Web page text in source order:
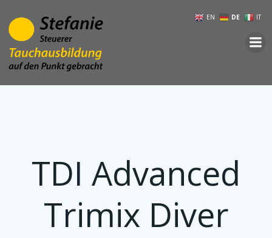
TDI Advanced
Trimix Diver
EN DE IT